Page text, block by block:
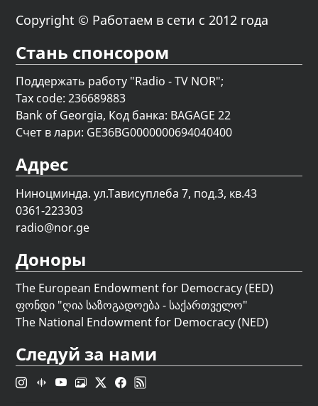
Copyright © Работаем в сети с 2012 года
Стань спонсором
Поддержать работу "Radio - TV NOR";
Tax code: 236689883
Bank of Georgia, Код банка: BAGAGE 22
Счет в лари: GE36BG0000000694040400
Адрес
Ниноцминда. ул.Тависуплеба 7, под.3, кв.43
0361-223303
radio@nor.ge
Доноры
The European Endowment for Democracy (EED)
ფონდი "ღია საზოგადოება - საქართველო"
The National Endowment for Democracy (NED)
Следуй за нами